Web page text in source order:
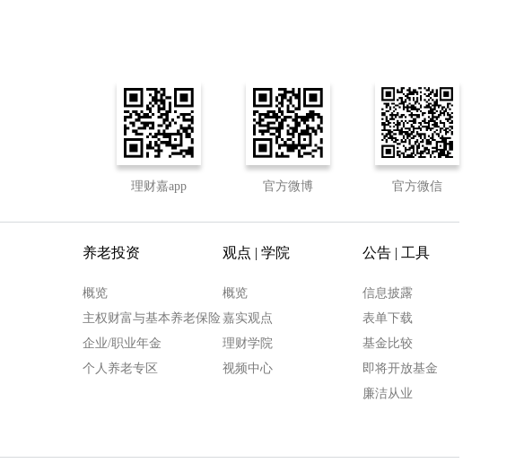
理财嘉app 官方微博 官方微信
养老投资
概览
主权财富与基本养老保险
企业/职业年金
个人养老专区
观点 | 学院
概览
嘉实观点
理财学院
视频中心
公告 | 工具
信息披露
表单下载
基金比较
即将开放基金
廉洁从业